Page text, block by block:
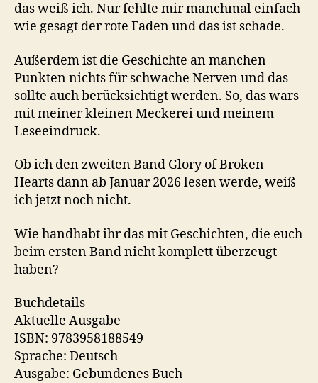
das weiß ich. Nur fehlte mir manchmal einfach
wie gesagt der rote Faden und das ist schade.
Außerdem ist die Geschichte an manchen
Punkten nichts für schwache Nerven und das
sollte auch berücksichtigt werden. So, das wars
mit meiner kleinen Meckerei und meinem
Leseeindruck.
Ob ich den zweiten Band Glory of Broken
Hearts dann ab Januar 2026 lesen werde, weiß
ich jetzt noch nicht.
Wie handhabt ihr das mit Geschichten, die euch
beim ersten Band nicht komplett überzeugt
haben?
Buchdetails
Aktuelle Ausgabe
ISBN: 9783958188549
Sprache: Deutsch
Ausgabe: Gebundenes Buch